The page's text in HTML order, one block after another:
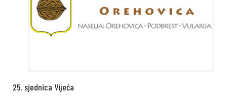
25. sjednica Vijeća